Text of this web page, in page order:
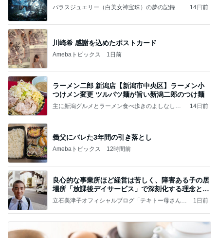
パラスジュエリー（白美女神宝珠）の夢の記録
14日前
川崎希 感謝を込めたポストカード
Amebaトピックス 1日前
ラーメン二郎 新潟店【新潟市中央区】ラーメン小
つけメン変更 ツルパツ麺が旨い新潟二郎のつけ麺
主に新潟グルメとラーメン食べ歩きのよしなしご
14日前
義父にバレた3年間の引き落とし
Amebaトピックス 12時間前
良心的な事業所ほど経営は苦しく、障害ある子の居
場所「放課後デイサービス」で深刻化する理念と現
実の
立石美津子オフィシャルブログ「テキトー母さんの
1日前